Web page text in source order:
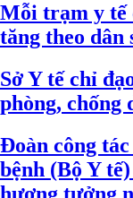
Mỗi trạm y tế
tăng theo dân
Sở Y tế chỉ
phòng, chống
Đoàn công
bệnh (Bộ Y